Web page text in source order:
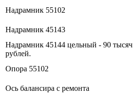
Надрамник 55102
Надрамник 45143
Надрамник 45144 цельный - 90 тысяч
рублей.
Опора 55102
Ось балансира с ремонта